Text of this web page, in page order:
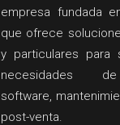
empresa fundada
que ofrece
y particulares para
necesidades
software,
post-venta.